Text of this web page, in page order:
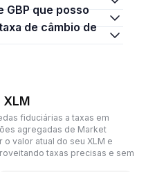
fiduciárias a taxas em
agregadas de Market
valor atual do seu XLM e
taxas precisas e sem